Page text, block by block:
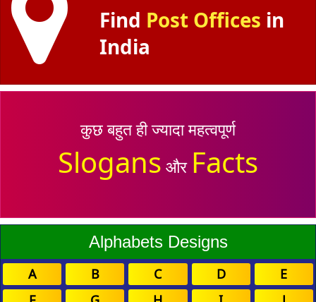
Find Post Offices in
India
कुछ बहुत ही ज्यादा महत्वपूर्ण
Slogans और Facts
Alphabets Designs
A B C D
E